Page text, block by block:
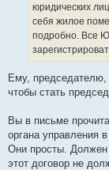
юридических
себя жилое
подробно. Все
Ему,
чтобы стать
Вы в письме
органа управления
Они просты. Должен
этот договор не